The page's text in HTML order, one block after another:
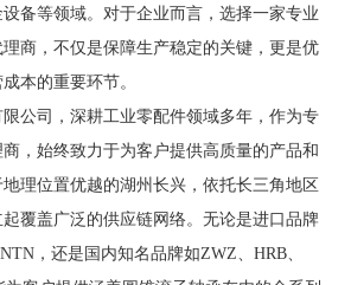
备等领域。对于企业而言，选择一家专业
商，不仅是保障生产稳定的关键，更是优
本的重要环节。
公司，深耕工业零配件领域多年，作为专
，始终致力于为客户提供高质量的产品和
理位置优越的湖州长兴，依托长三角地区
覆盖广泛的供应链网络。无论是进口品牌
，还是国内知名品牌如ZWZ、HRB、